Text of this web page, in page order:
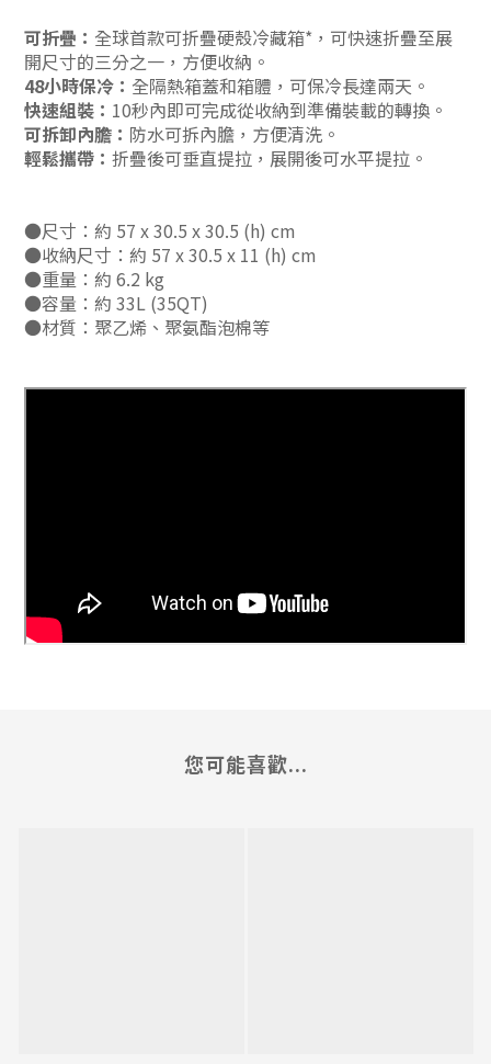
可折疊： 全球首款可折疊硬殼冷藏箱*，可快速折疊至展
開尺寸的三分之一，方便收納。
48小時保冷： 全隔熱箱蓋和箱體，可保冷長達兩天。
快速組裝： 10秒內即可完成從收納到準備裝載的轉換。
可拆卸內膽： 防水可拆內膽，方便清洗。
輕鬆攜帶： 折疊後可垂直提拉，展開後可水平提拉。
●尺寸：約 57 x 30.5 x 30.5 (h) cm
●收納尺寸：約 57 x 30.5 x 11 (h) cm
●重量：約 6.2 kg
●容量：約 33L (35QT)
●材質：聚乙烯、聚氨酯泡棉等
您可能喜歡...